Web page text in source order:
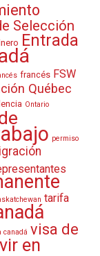
Selección
Entrada
francés FSW
Québec
Ontario
permiso
tarifa
canadá visa de
en